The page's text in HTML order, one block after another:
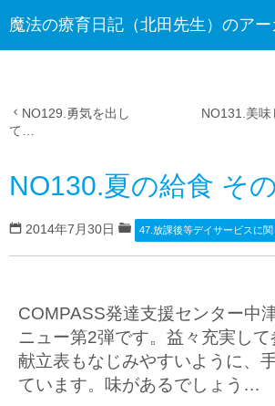
魔法の療育日記（北田先生）のア
NO129.勇気を出し
て…
NO131.美味
NO130.夏の給食 そ
2014年7月30日 47.放課後等デイサービスに関
COMPASS発達支援センター中
ニュー第2弾です。益々充実して
献立表もなじみやすいように、
ています。味があるでしょう…